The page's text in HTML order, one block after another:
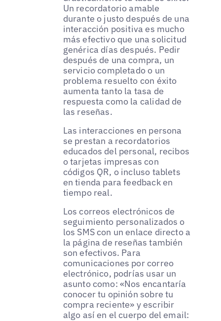
Un recordatorio amable
durante o justo después de una
interacción positiva es mucho
más efectivo que una solicitud
genérica días después. Pedir
después de una compra, un
servicio completado o un
problema resuelto con éxito
aumenta tanto la tasa de
respuesta como la calidad de
las reseñas.
Las interacciones en persona
se prestan a recordatorios
educados del personal, recibos
o tarjetas impresas con
códigos QR, o incluso tablets
en tienda para feedback en
tiempo real.
Los correos electrónicos de
seguimiento personalizados o
los SMS con un enlace directo a
la página de reseñas también
son efectivos. Para
comunicaciones por correo
electrónico, podrías usar un
asunto como: «Nos encantaría
conocer tu opinión sobre tu
compra reciente» y escribir
algo así en el cuerpo del email: